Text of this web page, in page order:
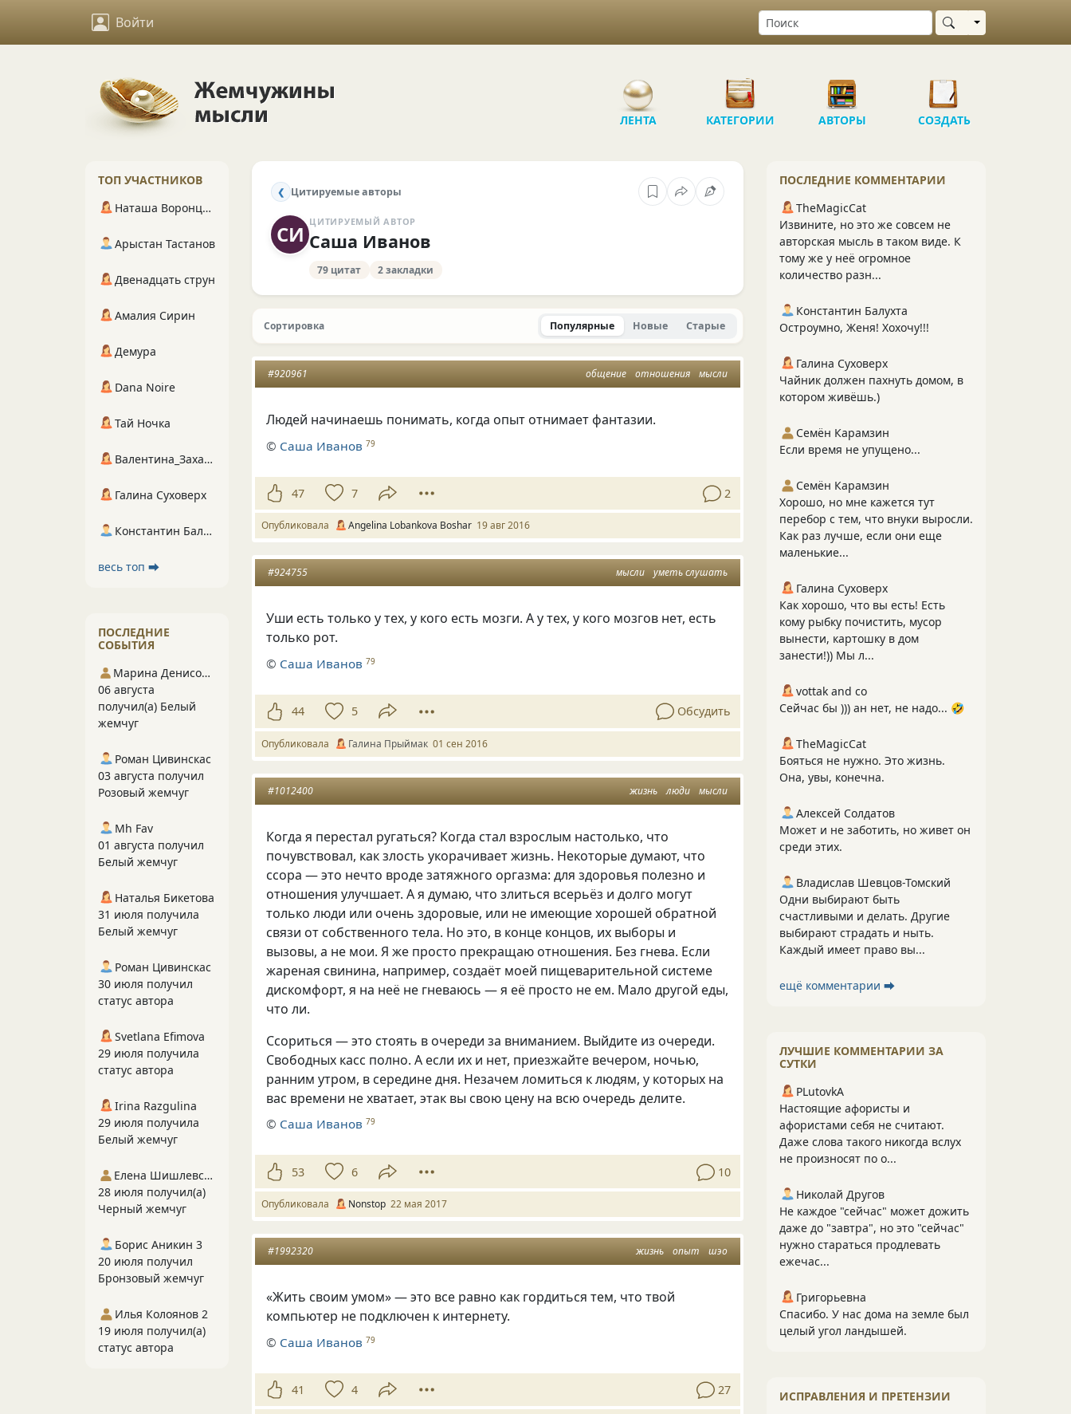
Войти Выбрать область
ЛЕНТА КАТЕГОРИИ АВТОРЫ СОЗДАТЬ
❮ Цитируемые авторы
СИ ЦИТИРУЕМЫЙ АВТОР
Саша Иванов
79 цитат 2 закладки
Сортировка Популярные Новые Старые
общение отношения мысли
#920961
Людей начинаешь понимать, когда опыт отнимает фантазии.
© Саша Иванов 79
47 7 2
Опубликовала Angelina Lobankova Boshar 19 авг 2016
мысли уметь слушать
#924755
Уши есть только у тех, у кого есть мозги. А у тех, у кого мозгов нет, есть
только рот.
© Саша Иванов 79
44 5 Обсудить
Опубликовала Галина Прыймак 01 сен 2016
жизнь люди мысли
#1012400
Когда я перестал ругаться? Когда стал взрослым настолько, что
почувствовал, как злость укорачивает жизнь. Некоторые думают, что
ссора — это нечто вроде затяжного оргазма: для здоровья полезно и
отношения улучшает. А я думаю, что злиться всерьёз и долго могут
только люди или очень здоровые, или не имеющие хорошей обратной
связи от собственного тела. Но это, в конце концов, их выборы и
вызовы, а не мои. Я же просто прекращаю отношения. Без гнева. Если
жареная свинина, например, создаёт моей пищеварительной системе
дискомфорт, я на неё не гневаюсь — я её просто не ем. Мало другой еды,
что ли.
Ссориться — это стоять в очереди за вниманием. Выйдите из очереди.
Свободных касс полно. А если их и нет, приезжайте вечером, ночью,
ранним утром, в середине дня. Незачем ломиться к людям, у которых на
вас времени не хватает, этак вы свою цену на всю очередь делите.
© Саша Иванов 79
53 6 10
Опубликовала Nonstop 22 мая 2017
жизнь опыт шэо
#1992320
«Жить своим умом» — это все равно как гордиться тем, что твой
компьютер не подключен к интернету.
© Саша Иванов 79
41 4 27
ПОСЛЕДНИЕ КОММЕНТАРИИ
TheMagicCat
Извините, но это же совсем не
авторская мысль в таком виде. К
тому же у неё огромное
количество разн...
Константин Балухта
Остроумно, Женя! Хохочу!!!
Галина Суховерх
Чайник должен пахнуть домом, в
котором живёшь.)
Семён Карамзин
Если время не упущено...
Семён Карамзин
Хорошо, но мне кажется тут
перебор с тем, что внуки выросли.
Как раз лучше, если они еще
маленькие...
Галина Суховерх
Как хорошо, что вы есть! Есть
кому рыбку почистить, мусор
вынести, картошку в дом
занести!)) Мы л...
vottak and co
Сейчас бы ))) ан нет, не надо... 🤣
TheMagicCat
Бояться не нужно. Это жизнь.
Она, увы, конечна.
Алексей Солдатов
Может и не заботить, но живет он
среди этих.
Владислав Шевцов-Томский
Одни выбирают быть
счастливыми и делать. Другие
выбирают страдать и ныть.
Каждый имеет право вы...
ещё комментарии ⮕
ЛУЧШИЕ КОММЕНТАРИИ ЗА
СУТКИ
PLutоvkА
Настоящие афористы и
афористами себя не считают.
Даже слова такого никогда вслух
не произносят по о...
Николай Другов
Не каждое "сейчас" может дожить
даже до "завтра", но это "сейчас"
нужно стараться продлевать
ежечас...
Григорьевна
Спасибо. У нас дома на земле был
целый угол ландышей.
ИСПРАВЛЕНИЯ И ПРЕТЕНЗИИ
ТОП УЧАСТНИКОВ
Наташа Воронцова
Арыстан Тастанов
Двенадцать струн
Амалия Сирин
Демура
Dana Noire
Тай Ночка
Валентина_Захарова
Галина Суховерх
Константин Балухта
весь топ ⮕
ПОСЛЕДНИЕ
СОБЫТИЯ
Марина Денисова 5
06 августа
получил(а) Белый
жемчуг
Роман Цивинскас
03 августа получил
Розовый жемчуг
Mh Fav
01 августа получил
Белый жемчуг
Наталья Бикетова
31 июля получила
Белый жемчуг
Роман Цивинскас
30 июля получил
статус автора
Svetlana Efimova
29 июля получила
статус автора
Irina Razgulina
29 июля получила
Белый жемчуг
Елена Шишлевская
28 июля получил(а)
Черный жемчуг
Борис Аникин 3
20 июля получил
Бронзовый жемчуг
Илья Колоянов 2
19 июля получил(а)
статус автора